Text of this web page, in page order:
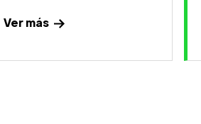
Ver más